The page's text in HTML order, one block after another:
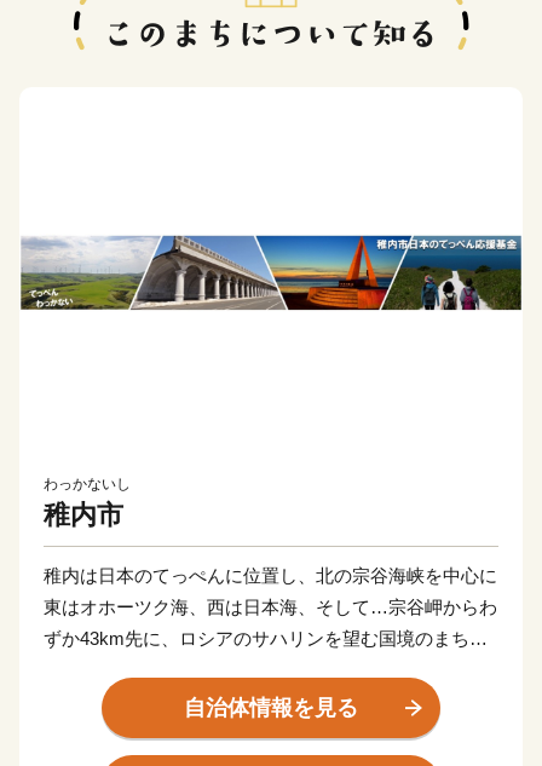
わっかないし
稚内市
稚内は日本のてっぺんに位置し、北の宗谷海峡を中心に
東はオホーツク海、西は日本海、そして…宗谷岬からわ
ずか43km先に、ロシアのサハリンを望む国境のまちで
背後に広がる宗谷丘陵には、北海道遺産である周氷河地
形、57基の風車群、最北の白い道、これらは“圧巻”で
自治体情報を見る